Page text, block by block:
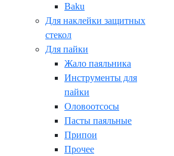
Baku
Для наклейки защитных
стекол
Для пайки
Жало паяльника
Инструменты для
пайки
Оловоотсосы
Пасты паяльные
Припои
Прочее